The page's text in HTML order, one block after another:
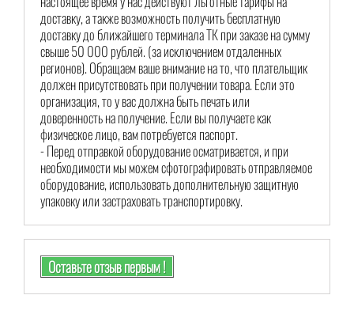
доставку, а также возможность получить бесплатную
доставку до ближайшего терминала ТК при заказе на сумму
свыше 50 000 рублей. (за исключением отдаленных
регионов). Обращаем ваше внимание на то, что плательщик
должен присутствовать при получении товара. Если это
организация, то у вас должна быть печать или
доверенность на получение. Если вы получаете как
физическое лицо, вам потребуется паспорт.
- Перед отправкой оборудование осматривается, и при
необходимости мы можем сфотографировать отправляемое
оборудование, использовать дополнительную защитную
упаковку или застраховать транспортировку.
Оставьте отзыв первым !